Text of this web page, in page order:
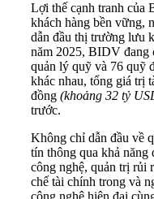
Lợi thế cạnh tranh của
khách hàng bền vững,
dẫn đầu thị trường lưu
năm 2025, BIDV đang
quản lý quỹ và 76 quỹ
khác nhau, tổng giá trị
đồng (khoảng 32 tỷ
trước.
Không chỉ dẫn đầu về
tín thông qua khả năng
công nghệ, quản trị rủi
chế tài chính trong và
công nghệ hiện đại